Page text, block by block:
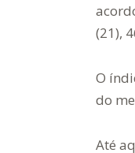
(21),
O
do
Até